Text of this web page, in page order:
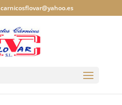
carnicosflovar@yahoo.es